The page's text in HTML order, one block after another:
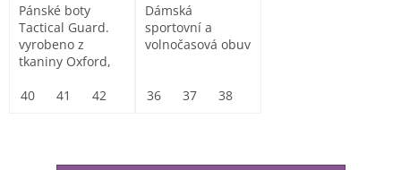
Pánské boty
Tactical Guard.
vyrobeno z
tkaniny Oxford,
a EVA materiálu
40 41 42
Dámská
sportovní a
volnočasová obuv
36 37 38